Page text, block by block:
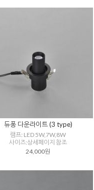
듀퐁 다운라이트 (3 type)
램프: LED 5W,7W,8W
사이즈:상세페이지 참조
24,000원